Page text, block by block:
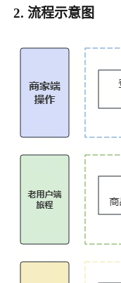
2. 流程示意图